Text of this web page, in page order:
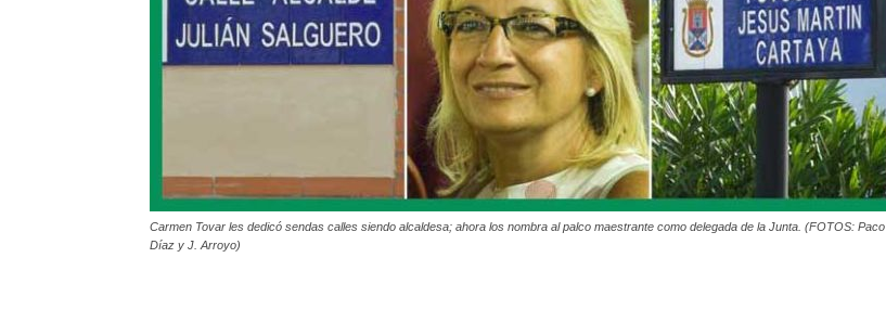
Carmen Tovar les dedicó sendas calles siendo alcaldesa; ahora los nombra al palco maestrante como delegada de la Junta. (FOTOS: Paco
Díaz y J. Arroyo)